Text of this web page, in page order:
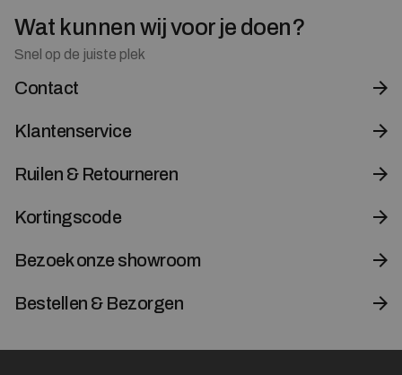
Wat kunnen wij voor je doen?
Snel op de juiste plek
Contact
Klantenservice
Ruilen & Retourneren
Kortingscode
Bezoek onze showroom
Bestellen & Bezorgen